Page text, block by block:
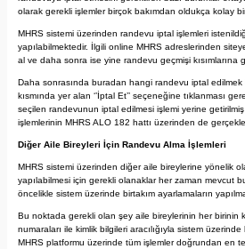
olarak gerekli işlemler birçok bakımdan oldukça kolay
MHRS sistemi üzerinden randevu iptal işlemleri
yapılabilmektedir. İlgili online MHRS adreslerinden
al ve daha sonra ise yine randevu geçmişi kısımlarına
Daha sonrasında buradan hangi randevu iptal
kısmında yer alan ‘’İptal Et’’ seçeneğine tıklanması
seçilen randevunun iptal edilmesi işlemi yerine
işlemlerinin MHRS ALO 182 hattı üzerinden de
Diğer Aile Bireyleri İçin Randevu Alma İşlemleri
MHRS sistemi üzerinden diğer aile bireylerine yönelik
yapılabilmesi için gerekli olanaklar her zaman mevcut
öncelikle sistem üzerinde birtakım ayarlamaların
Bu noktada gerekli olan şey aile bireylerinin her birinin
numaraları ile kimlik bilgileri aracılığıyla sistem
MHRS platformu üzerinde tüm işlemler doğrundan en